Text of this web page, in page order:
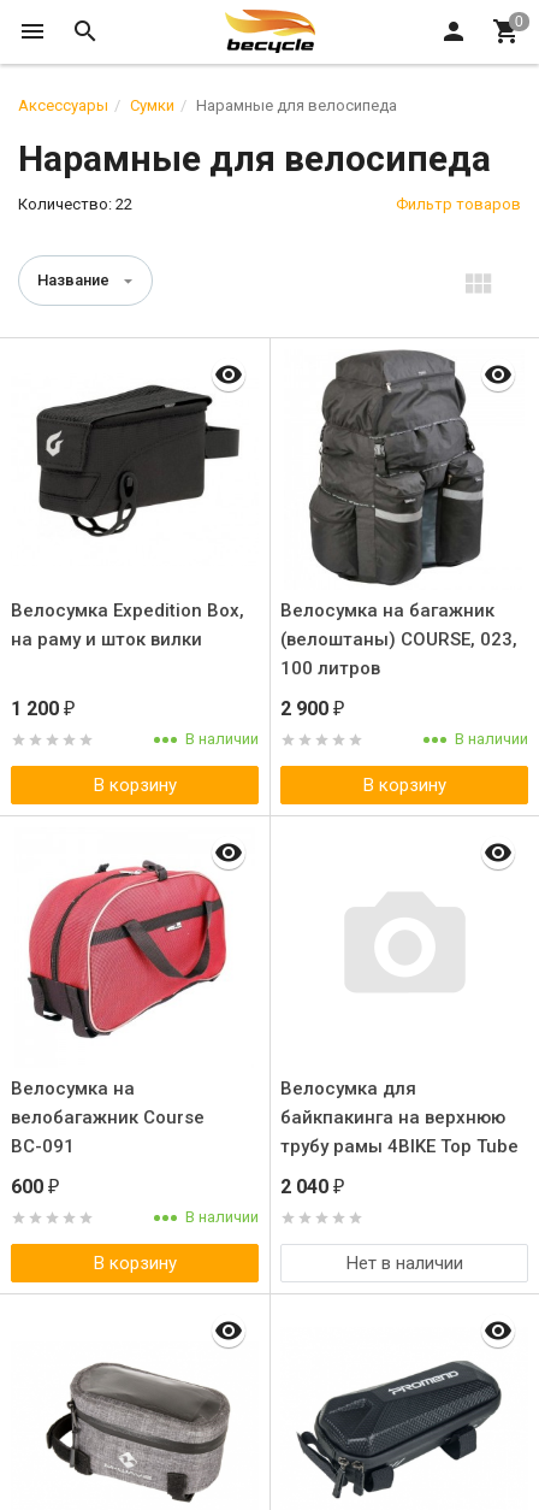
Аксессуары Сумки Нарамные для велосипеда
Нарамные для велосипеда
Количество: 22 Фильтр товаров
Название
Велосумка Expedition Box,
на раму и шток вилки
1 200 ₽
В наличии
В корзину
Велосумка на багажник
(велоштаны) COURSE, 023,
100 литров
2 900 ₽
В наличии
В корзину
Велосумка на
велобагажник Course
ВС-091
600 ₽
В наличии
В корзину
Велосумка для
байкпакинга на верхнюю
трубу рамы 4BIKE Top Tube
1,3 литра
2 040 ₽
Нет в наличии